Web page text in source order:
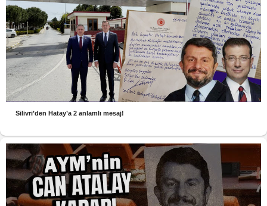
Silivri’den Hatay’a 2 anlamlı mesaj!